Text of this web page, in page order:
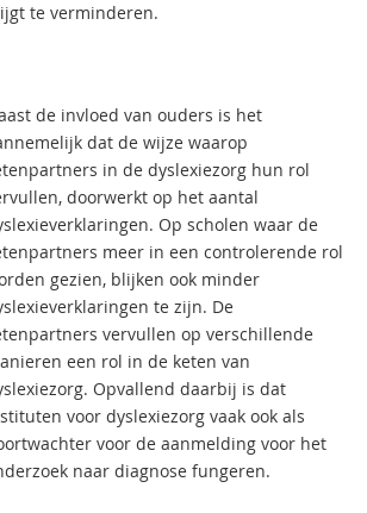
te verminderen.
de invloed van ouders is het
dat de wijze waarop
in de dyslexiezorg hun rol
doorwerkt op het aantal
Op scholen waar de
meer in een controlerende rol
gezien, blijken ook minder
te zijn. De
vervullen op verschillende
een rol in de keten van
Opvallend daarbij is dat
voor dyslexiezorg vaak ook als
voor de aanmelding voor het
naar diagnose fungeren.